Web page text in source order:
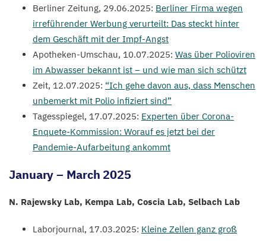
Berliner Zeitung, 29.06.2025: Berliner Firma wegen
irreführender Werbung verurteilt: Das steckt hinter
dem Geschäft mit der Impf-Angst
Apotheken-Umschau, 10.07.2025: Was über Polioviren
im Abwasser bekannt ist – und wie man sich schützt
Zeit, 12.07.2025: “Ich gehe davon aus, dass Menschen
unbemerkt mit Polio infiziert sind”
Tagesspiegel, 17.07.2025: Experten über Corona-
Enquete-Kommission: Worauf es jetzt bei der
Pandemie-Aufarbeitung ankommt
January – March 2025
N. Rajewsky Lab, Kempa Lab, Coscia Lab, Selbach Lab
Laborjournal, 17.03.2025: Kleine Zellen ganz groß